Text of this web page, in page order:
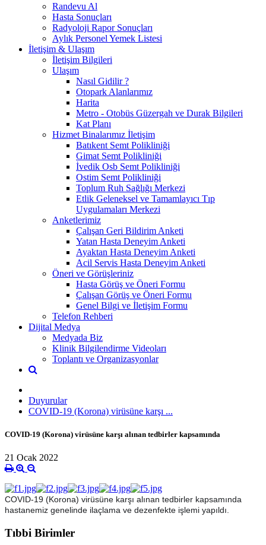
Randevu Al
Hasta Sonuçları
Radyoloji Rapor Sonuçları
Aylık Personel Yemek Listesi
İletişim & Ulaşım
İletişim Bilgileri
Ulaşım
Nasıl Gidilir ?
Otopark Alanlarımız
Harita
Metro - Otobüs Güzergah ve Durak Bilgileri
Kat Planı
Hizmet Binalarımız İletişim
Batıkent Semt Polikliniği
Gimat Semt Polikliniği
İvedik Osb Semt Polikliniği
Ostim Semt Polikliniği
Toplum Ruh Sağlığı Merkezi
Etlik Geleneksel ve Tamamlayıcı Tıp
Uygulamaları Merkezi
Anketlerimiz
Çalışan Geri Bildirim Anketi
Yatan Hasta Deneyim Anketi
Ayaktan Hasta Deneyim Anketi
Acil Servis Hasta Deneyim Anketi
Öneri ve Görüşleriniz
Hasta Görüş ve Öneri Formu
Çalışan Görüş ve Öneri Formu
Genel Bilgi ve İletişim Formu
Telefon Rehberi
Dijital Medya
Medyada Biz
Klinik Bilgilendirme Videoları
Toplantı ve Organizasyonlar
Duyurular
COVID-19 (Korona) virüsüne karşı ...
COVID-19 (Korona) virüsüne karşı alınan tedbirler kapsamında
21 Ocak 2022
COVID-19 (Korona) virüsüne karşı alınan tedbirler kapsamında
hastanemiz genelinde ilaçlama ve dezenfekte işlemi yapıldı.
Tıbbi Birimler